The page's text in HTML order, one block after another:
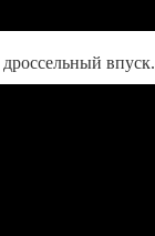
впуск.